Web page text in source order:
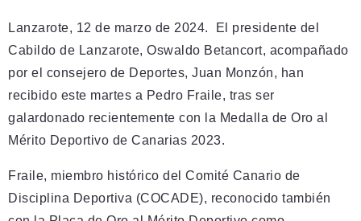
Lanzarote, 12 de marzo de 2024. El presidente del
Cabildo de Lanzarote, Oswaldo Betancort, acompañado
por el consejero de Deportes, Juan Monzón, han
recibido este martes a Pedro Fraile, tras ser
galardonado recientemente con la Medalla de Oro al
Mérito Deportivo de Canarias 2023.
Fraile, miembro histórico del Comité Canario de
Disciplina Deportiva (COCADE), reconocido también